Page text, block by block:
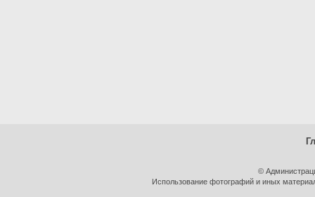
©
Использование фотографий и иных